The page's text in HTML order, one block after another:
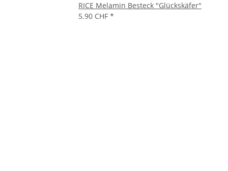
RICE Melamin Besteck "Glückskäfer"
5.90 CHF *